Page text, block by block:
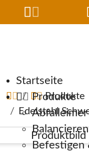
Navigation
Startseite
Produkte
Abfalleimer
Balancieren
Befestigen
Produkte
Edelstahl